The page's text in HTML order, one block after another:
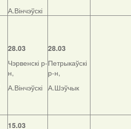
А.Вінчэўскі
28.03
Чэрвенскі р-
н,
А.Вінчэўскі
28.03
Петрыкаўскі
р-н,
А.Шэўчык
15.03